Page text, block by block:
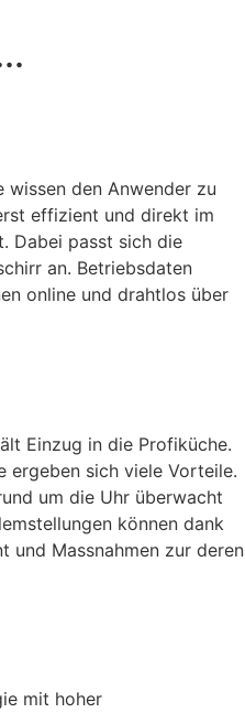
den Anwender zu
effizient und direkt im
Dabei passt sich die
an. Betriebsdaten
online und drahtlos über
Einzug in die Profiküche.
ergeben sich viele Vorteile.
um die Uhr überwacht
können dank
und Massnahmen zur deren
mit hoher